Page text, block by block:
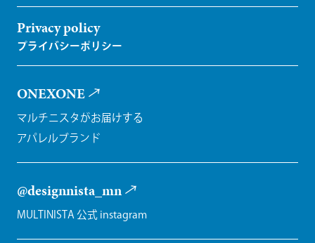
Privacy policy
ONEXONE
マルチニスタがお届けする
アパレルブランド
@designnista_mn
MULTINISTA 公式 instagram